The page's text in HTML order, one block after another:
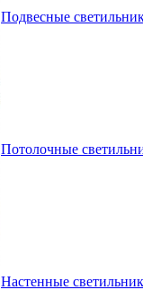
Подвесные
Потолочные
Настенные